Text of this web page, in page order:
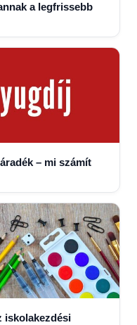
a legfrissebb
– mi számít
iskolakezdési